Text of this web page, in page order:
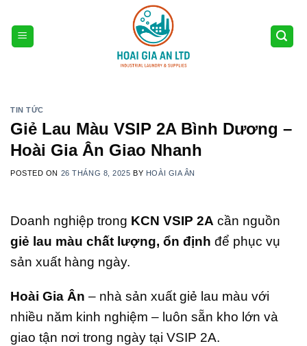
content
TIN TỨC
Giẻ Lau Màu VSIP 2A Bình Dương –
Hoài Gia Ân Giao Nhanh
POSTED ON 26 THÁNG 8, 2025 BY HOÀI GIA ÂN
Doanh nghiệp trong KCN VSIP 2A cần nguồn
giẻ lau màu chất lượng, ổn định để phục vụ
sản xuất hàng ngày.
Hoài Gia Ân – nhà sản xuất giẻ lau màu với
nhiều năm kinh nghiệm – luôn sẵn kho lớn và
giao tận nơi trong ngày tại VSIP 2A.